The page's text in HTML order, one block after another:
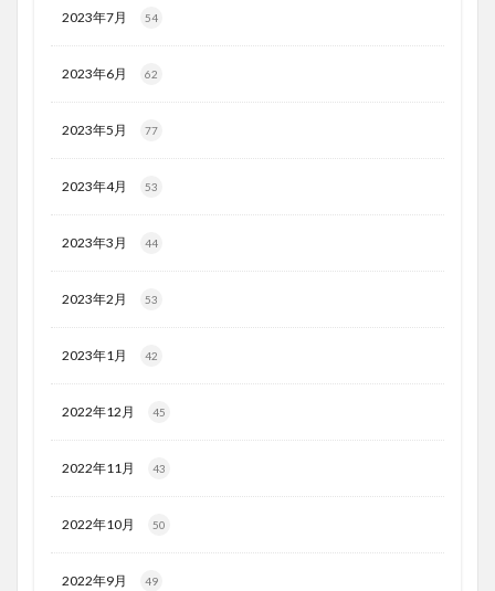
2023年7月 54
2023年6月 62
2023年5月 77
2023年4月 53
2023年3月 44
2023年2月 53
2023年1月 42
2022年12月 45
2022年11月 43
2022年10月 50
2022年9月 49